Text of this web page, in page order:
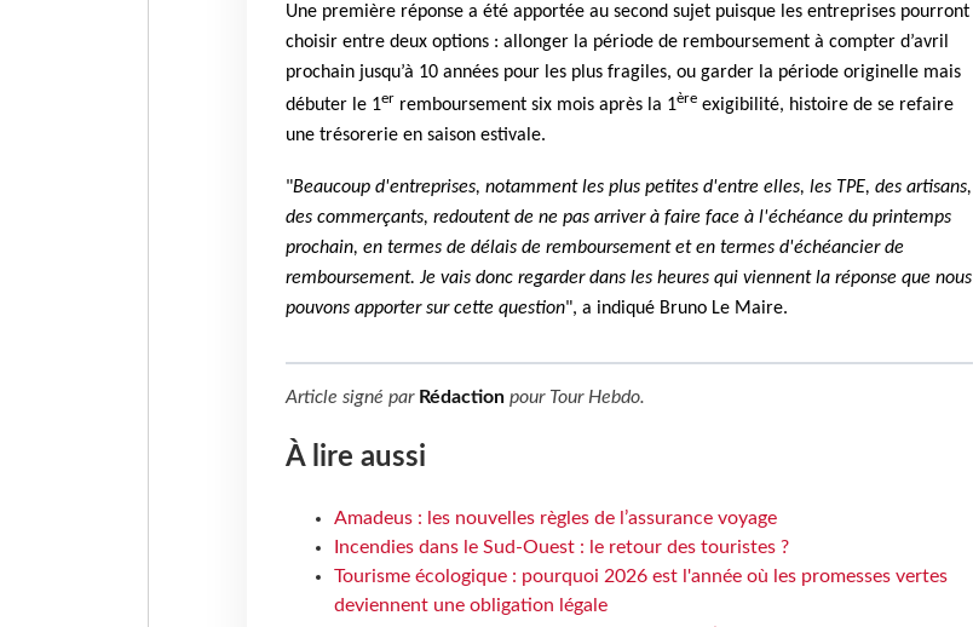
Une première réponse a été apportée au second sujet puisque les entreprises pourront
choisir entre deux options : allonger la période de remboursement à compter d’avril
prochain jusqu’à 10 années pour les plus fragiles, ou garder la période originelle mais
débuter le 1er remboursement six mois après la 1èreexigibilité, histoire de se refaire
une trésorerie en saison estivale.
"Beaucoup d'entreprises, notamment les plus petites d'entre elles, les TPE, des artisans,
des commerçants, redoutent de ne pas arriver à faire face à l'échéance du printemps
prochain, en termes de délais de remboursement et en termes d'échéancier de
remboursement. Je vais donc regarder dans les heures qui viennent la réponse que nous
pouvons apporter sur cette question", a indiqué Bruno Le Maire.
Article signé par Rédactionpour Tour Hebdo.
À lire aussi
Amadeus : les nouvelles règles de l’assurance voyage
Incendies dans le Sud-Ouest : le retour des touristes ?
Tourisme écologique : pourquoi 2026 est l'année où les promesses vertes
deviennent une obligation légale